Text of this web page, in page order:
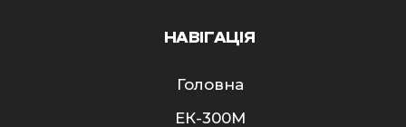
НАВІГАЦІЯ
Головна
ЕК-300M